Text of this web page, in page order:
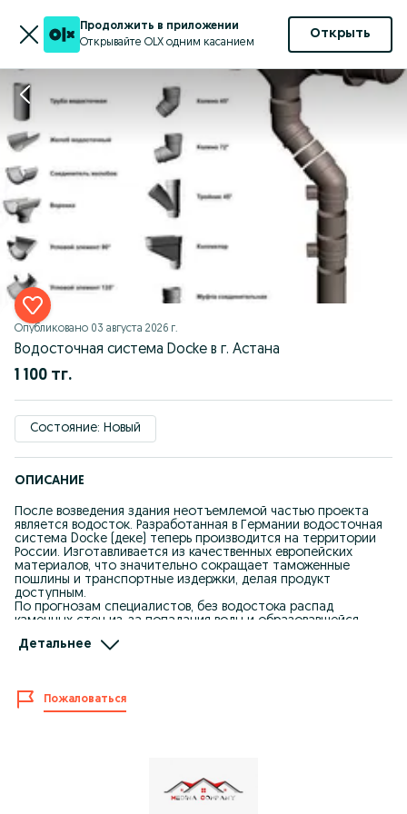
Продолжить в приложении
Открывайте OLX одним касанием
Открыть
Опубликовано 03 августа 2026 г.
Водосточная система Docke в г. Астана
1 100 тг.
Состояние: Новый
ОПИСАНИЕ
После возведения здания неотъемлемой частью проекта
является водосток. Разработанная в Германии водосточная
система Docke (деке) теперь производится на территории
России. Изготавливается из качественных европейских
материалов, что значительно сокращает таможенные
пошлины и транспортные издержки, делая продукт
доступным.
По прогнозам специалистов, без водостока распад
каменных стен из-за попадания воды и образовавшейся
на 20. Основа дома, фундамент, разрушается в 2 раза
водосточную систему.
В новых системных водостоках реализованы передовые
европейские технологии, оборудование и стандарт
элементы высоко герметичны. Помимо вышеперечисленных
качеств, продукция Деке предлагает разумные и доступные
Детальнее
Пожаловаться